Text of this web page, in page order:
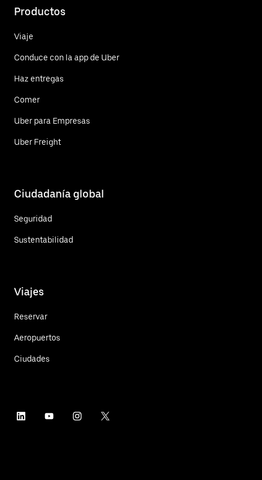
Productos
Viaje
Conduce con la app de Uber
Haz entregas
Comer
Uber para Empresas
Uber Freight
Ciudadanía global
Seguridad
Sustentabilidad
Viajes
Reservar
Aeropuertos
Ciudades